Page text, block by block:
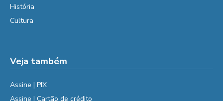
História
Cultura
Veja também
Assine | PIX
Assine | Cartão de crédito